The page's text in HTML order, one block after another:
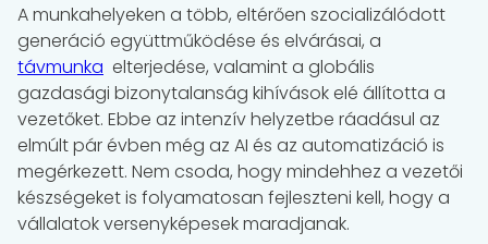
A munkahelyeken a több, eltérően szocializálódott
generáció együttműködése és elvárásai, a
távmunka elterjedése, valamint a globális
gazdasági bizonytalanság kihívások elé állította a
vezetőket. Ebbe az intenzív helyzetbe ráadásul az
elmúlt pár évben még az AI és az automatizáció is
megérkezett. Nem csoda, hogy mindehhez a vezetői
készségeket is folyamatosan fejleszteni kell, hogy a
vállalatok versenyképesek maradjanak.